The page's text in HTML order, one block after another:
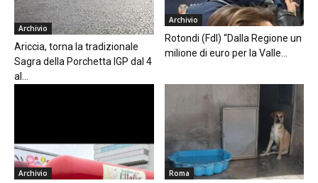
Archivio
Ariccia, torna la tradizionale
Sagra della Porchetta IGP dal 4
al...
Archivio
Rotondi (FdI) “Dalla Regione un
milione di euro per la Valle...
Archivio Roma